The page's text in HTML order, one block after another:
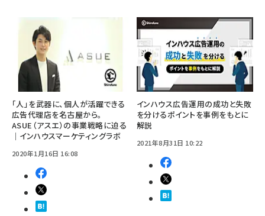
「人」を武器に、個人が活躍できる
広告代理店を名古屋から。
ASUE（アスエ）の事業戦略に迫る
｜インハウスマーケティングラボ
2020年1月16日 16:08
インハウス広告運用の成功と失敗
を分けるポイントを事例をもとに
解説
2021年8月31日 10:22